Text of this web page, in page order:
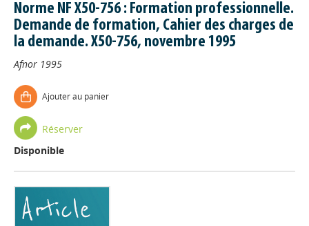
Norme NF X50-756 : Formation professionnelle.
Demande de formation, Cahier des charges de
la demande. X50-756, novembre 1995
Afnor 1995
Ajouter au panier
Réserver
Disponible